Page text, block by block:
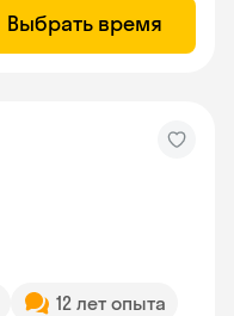
Выбрать время
12 лет опыта